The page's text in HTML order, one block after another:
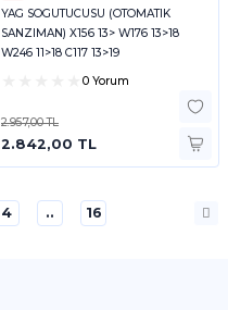
YAG SOGUTUCUSU (OTOMATIK
SANZIMAN) X156 13> W176 13>18
W246 11>18 C117 13>19
0 Yorum
2.957,00 TL
2.842,00 TL
4 .. 16